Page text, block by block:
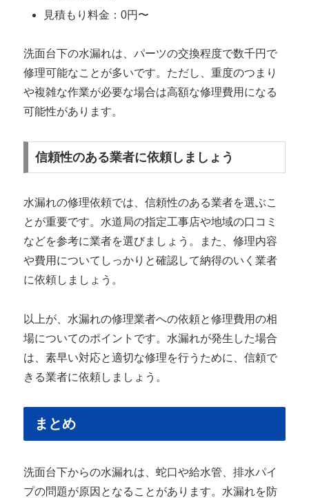
見積もり料金：0円〜
洗面台下の水漏れは、パーツの交換程度で数千円で
修理可能なことが多いです。ただし、重度のつまり
や複雑な作業が必要な場合は高額な修理費用になる
可能性があります。
信頼性のある業者に依頼しましょう
水漏れの修理依頼では、信頼性のある業者を選ぶこ
とが重要です。水道局の指定工事店や地域の口コミ
などを参考に業者を選びましょう。また、修理内容
や費用についてしっかりと確認して納得のいく業者
に依頼しましょう。
以上が、水漏れの修理業者への依頼と修理費用の相
場についてのポイントです。水漏れが発生した場合
は、素早い対応と適切な修理を行うために、信頼で
きる業者に依頼しましょう。
まとめ
洗面台下からの水漏れは、蛇口や給水管、排水パイ
プの問題が原因となることがあります。水漏れを防